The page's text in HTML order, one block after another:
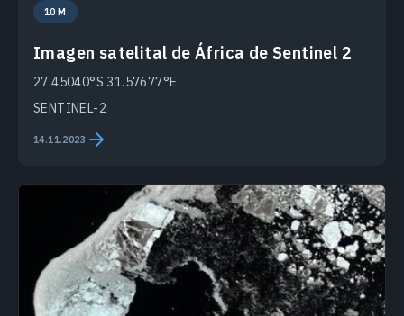
10 M
Imagen satelital de África de Sentinel 2
27.45040°S 31.57677°E
SENTINEL-2
14.11.2023